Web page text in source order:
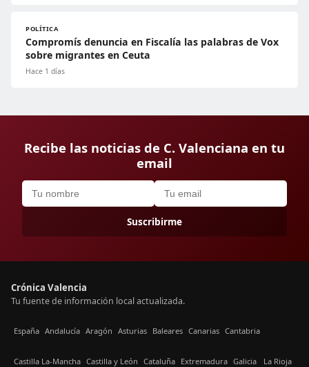
POLÍTICA
Compromís denuncia en Fiscalía las palabras de Vox
sobre migrantes en Ceuta
Hace 1 días
Recibe las noticias de C. Valenciana en tu
email
Suscribirme
Crónica Valencia
Tu fuente de información local actualizada.
España Andalucía Aragón Asturias Baleares Canarias Cantabria
Castilla La-Mancha Castilla y León Cataluña Extremadura Galicia La Rioja